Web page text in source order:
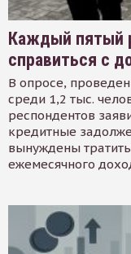
Каждый пятый
справиться с
В опросе,
среди 1,2 тыс.
респондентов
кредитные
вынуждены
ежемесячного